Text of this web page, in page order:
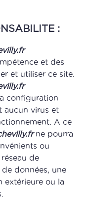
:
et des
et utiliser ce site.
configuration
aucun virus et
A ce
ne pourra
ou
de
données, une
extérieure ou la